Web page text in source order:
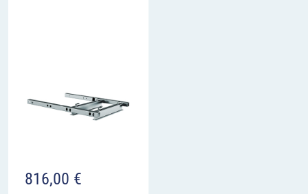
816,00 €